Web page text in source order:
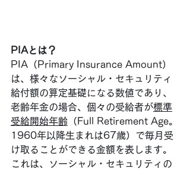
PIAとは？
PIA（Primary Insurance Amount）
は、様々なソーシャル・セキュリティ
給付額の算定基礎になる数値であり、
老齢年金の場合、個々の受給者が標準
受給開始年齢 （Full Retirement Age。
1960年以降生まれは67歳）で毎月受
け取ることができる金額を表します。
これは、ソーシャル・セキュリティの